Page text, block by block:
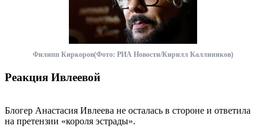
Филипп Киркоров(Фото: РИА Новости/Кирилл Каллиников)
Реакция Ивлеевой
Блогер Анастасия Ивлеева не осталась в стороне и ответила
на претензии «короля эстрады».